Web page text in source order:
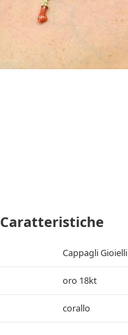
Caratteristiche
Cappagli Gioielli
oro 18kt
corallo